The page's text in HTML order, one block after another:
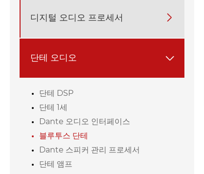
디지털 오디오 프로세서 
단테 오디오 
단테 DSP
단테 1세
Dante 오디오 인터페이스
블루투스 단테
Dante 스피커 관리 프로세서
단테 앰프